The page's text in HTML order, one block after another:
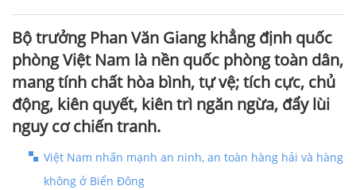
Bộ trưởng Phan Văn Giang khẳng định quốc
phòng Việt Nam là nền quốc phòng toàn dân,
mang tính chất hòa bình, tự vệ; tích cực, chủ
động, kiên quyết, kiên trì ngăn ngừa, đẩy lùi
nguy cơ chiến tranh.
Việt Nam nhấn mạnh an ninh, an toàn hàng hải và hàng
không ở Biển Đông